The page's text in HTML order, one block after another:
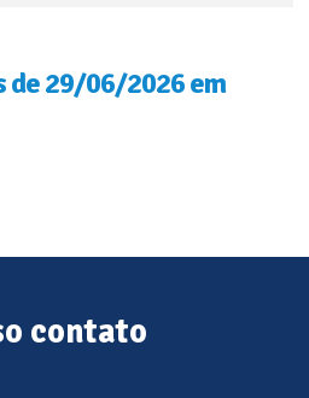
de 29/06/2026 em
contato